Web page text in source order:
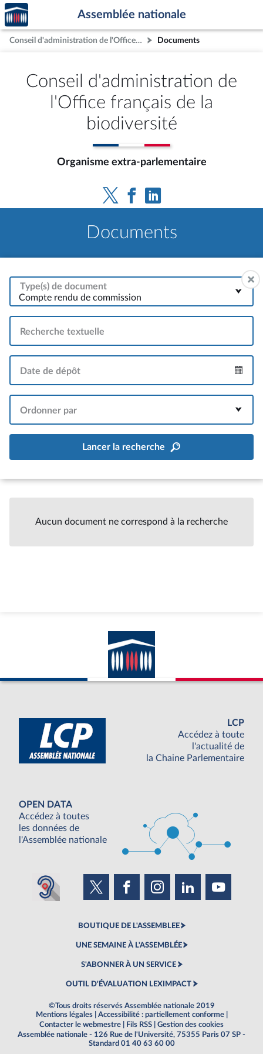
Aller au contenu
Aller en bas de la page
Accèder
à la
page
d'accueil
Assemblée nationale
Conseil d'administration de l'Office français de la biodiversité Documents
Conseil d'administration de
l'Office français de la
biodiversité
Organisme extra-parlementaire
Documents
Type(s) de document
Compte rendu de commission
Recherche textuelle
Date de dépôt
Ordonner par
Lancer la recherche
Aucun document ne correspond à la recherche
LCP
Accédez à toute
l'actualité de
la Chaine Parlementaire
OPEN DATA
Accédez à toutes
les données de
l'Assemblée nationale
BOUTIQUE DE L'ASSEMBLEE
UNE SEMAINE À L'ASSEMBLÉE
S'ABONNER À UN SERVICE
OUTIL D'ÉVALUATION LEXIMPACT
©Tous droits réservés Assemblée nationale 2019
Mentions légales
Accessibilité : partiellement conforme
Contacter le webmestre
Fils RSS
Gestion des cookies
Assemblée nationale - 126 Rue de l'Université, 75355 Paris 07 SP -
Standard 01 40 63 60 00